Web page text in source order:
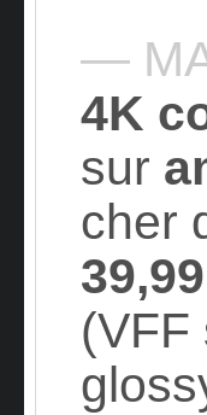
—
4K
sur
cher
(VFF